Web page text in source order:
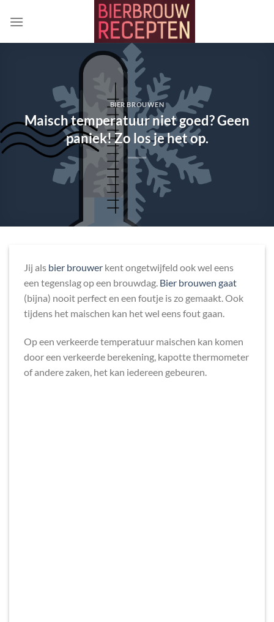
naar
BIER BROUWEN
Maisch temperatuur niet goed? Geen
paniek! Zo los je het op.
Jij als bier brouwer kent ongetwijfeld ook wel eens
een tegenslag op een brouwdag. Bier brouwen gaat
(bijna) nooit perfect en een foutje is zo gemaakt. Ook
tijdens het maischen kan het wel eens fout gaan.
Op een verkeerde temperatuur maischen kan komen
door een verkeerde berekening, kapotte thermometer
of andere zaken, het kan iedereen gebeuren.